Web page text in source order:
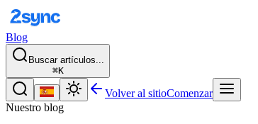
Blog
Buscar artículos...
⌘K
Volver al sitioComenzar
Nuestro blog